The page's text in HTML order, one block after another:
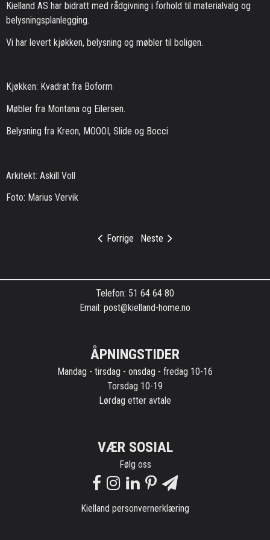
Kielland AS har bidratt med rådgivning i forhold til materialvalg og
belysningsplanlegging.
Vi har levert kjøkken, belysning og møbler til boligen.
Kjøkken: Kvadrat fra Boform
Møbler fra Montana og Eilersen.
Belysning fra Kreon, MOOOI, Slide og Bocci
Arkitekt: Askill Voll
Foto: Marius Vervik
Forrige Neste
KontaktinformasjonTelefon: 51 64 64 80
Email: post@kielland-home.no
ÅPNINGSTIDER
Mandag - tirsdag - onsdag - fredag 10-16
Torsdag 10-19
Lørdag etter avtale
VÆR SOSIAL
Følg oss
Kielland personvernerklæring